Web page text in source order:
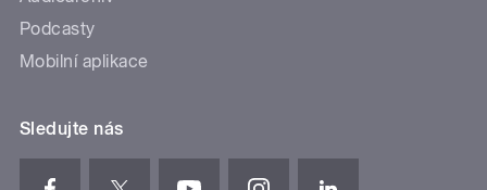
Podcasty
Mobilní aplikace
Sledujte nás